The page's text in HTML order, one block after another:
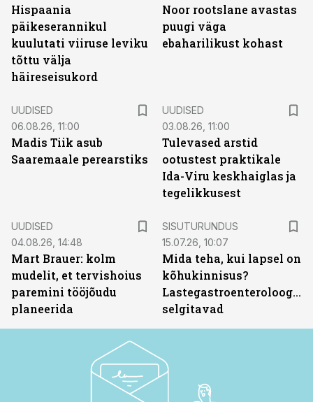
Hispaania
päikeserannikul
kuulutati viiruse leviku
tõttu välja
häireseisukord
Noor rootslane avastas
puugi väga
ebaharilikust kohast
UUDISED
06.08.26, 11:00
Madis Tiik asub
Saaremaale perearstiks
UUDISED
03.08.26, 11:00
Tulevased arstid
ootustest praktikale
Ida-Viru keskhaiglas ja
tegelikkusest
UUDISED
04.08.26, 14:48
Mart Brauer: kolm
mudelit, et tervishoius
paremini tööjõudu
planeerida
SISUTURUNDUS
15.07.26, 10:07
Mida teha, kui lapsel on
kõhukinnisus?
Lastegastroenteroloogid
selgitavad